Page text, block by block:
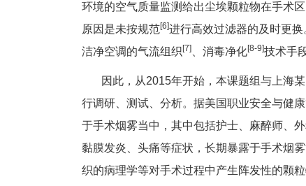
环境的空气质量监测给出尘埃颗粒物在手术
原因是未按规范[6]进行高效过滤器的及时更
洁净空调的气流组织 [7] 、消毒净化[8-9]技术手
因此，从2015年开始，本课题组与上海某
行调研、测试、分析。据美国职业安全与健
于手术烟雾当中，其中包括护士、麻醉师、
黏膜发炎、头痛等症状，长期暴露于手术烟
织的病理学等对手术过程中产生阵发性的颗